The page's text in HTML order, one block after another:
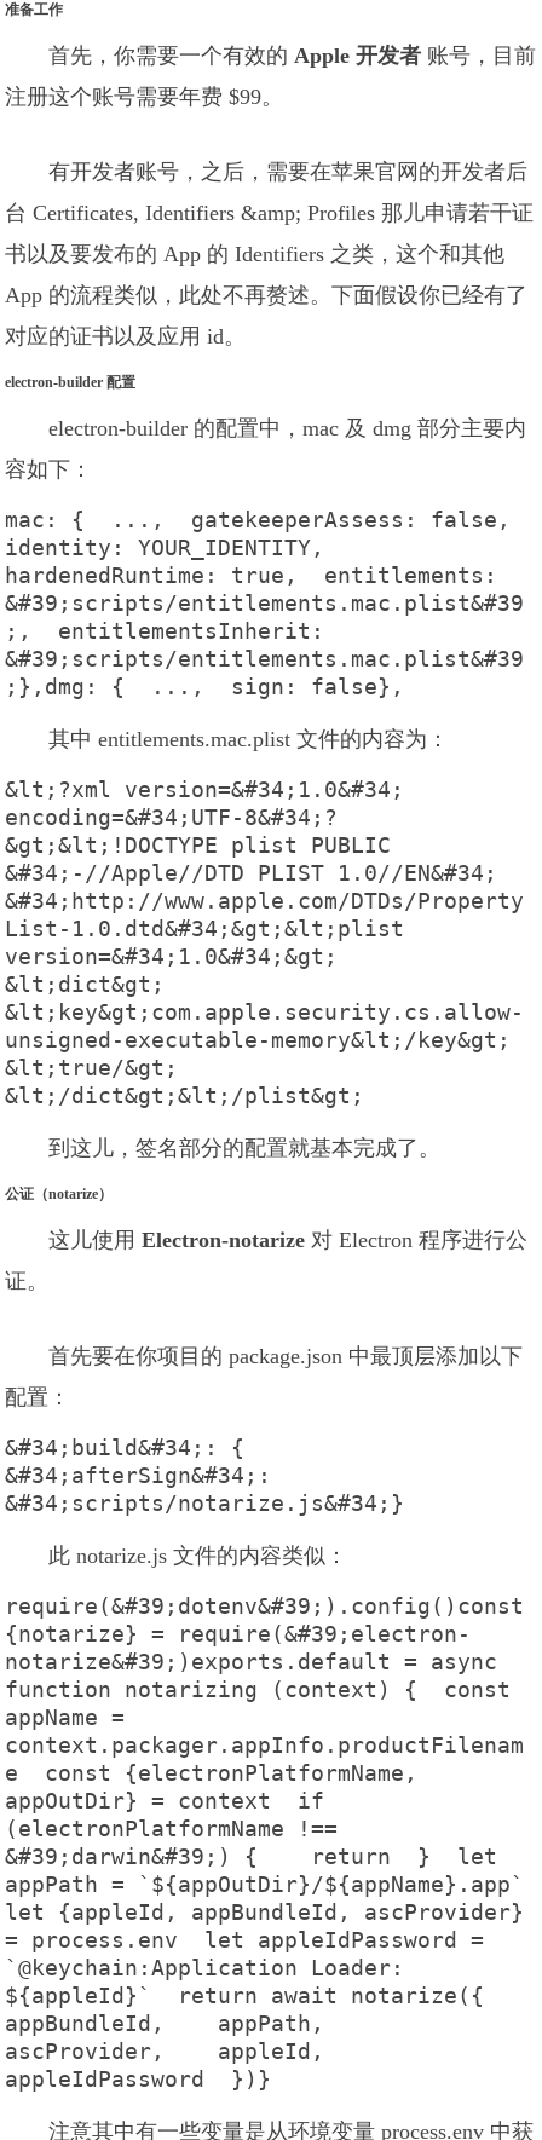
准备工作
首先，你需要一个有效的Apple 开发者 账号，目前
注册这个账号需要年费 $99。
有开发者账号，之后，需要在苹果官网的开发者后
台 Certificates, Identifiers &amp; Profiles 那儿申请若干证
书以及要发布的 App 的 Identifiers 之类，这个和其他
App 的流程类似，此处不再赘述。下面假设你已经有了
对应的证书以及应用 id。
electron-builder 配置
electron-builder 的配置中，mac 及 dmg 部分主要内
容如下：
mac: {  ...,  gatekeeperAssess: false,
identity: YOUR_IDENTITY,
hardenedRuntime: true,  entitlements:
&#39;scripts/entitlements.mac.plist&#39
;,  entitlementsInherit:
&#39;scripts/entitlements.mac.plist&#39
;},dmg: {  ...,  sign: false},
其中 entitlements.mac.plist 文件的内容为：
&lt;?xml version=&#34;1.0&#34;
encoding=&#34;UTF-8&#34;?
&gt;&lt;!DOCTYPE plist PUBLIC
&#34;-//Apple//DTD PLIST 1.0//EN&#34;
&#34;http://www.apple.com/DTDs/Property
List-1.0.dtd&#34;&gt;&lt;plist
version=&#34;1.0&#34;&gt;
&lt;dict&gt;
&lt;key&gt;com.apple.security.cs.allow-
unsigned-executable-memory&lt;/key&gt;
&lt;true/&gt;
&lt;/dict&gt;&lt;/plist&gt;
到这儿，签名部分的配置就基本完成了。
公证（notarize）
这儿使用Electron-notarize 对 Electron 程序进行公
证。
首先要在你项目的 package.json 中最顶层添加以下
配置：
&#34;build&#34;: {
&#34;afterSign&#34;:
&#34;scripts/notarize.js&#34;}
此 notarize.js 文件的内容类似：
require(&#39;dotenv&#39;).config()const
{notarize} = require(&#39;electron-
notarize&#39;)exports.default = async
function notarizing (context) {  const
appName =
context.packager.appInfo.productFilenam
e  const {electronPlatformName,
appOutDir} = context  if
(electronPlatformName !==
&#39;darwin&#39;) {    return  }  let
appPath = `${appOutDir}/${appName}.app`
let {appleId, appBundleId, ascProvider}
= process.env  let appleIdPassword =
`@keychain:Application Loader:
${appleId}`  return await notarize({
appBundleId,    appPath,
ascProvider,    appleId,
appleIdPassword  })}
注意其中有一些变量是从环境变量 process.env 中获